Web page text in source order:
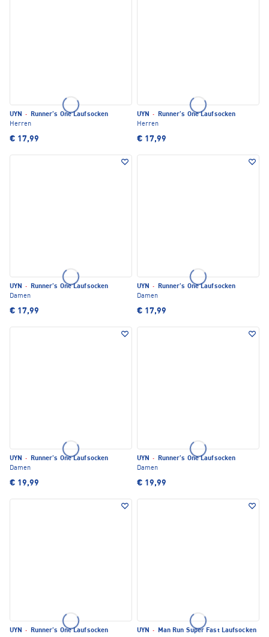
UYN ·
Runner's One Laufsocken
Herren
€ 17,99
UYN ·
Runner's One Laufsocken
Herren
€ 17,99
UYN ·
Runner's One Laufsocken
Damen
€ 17,99
UYN ·
Runner's One Laufsocken
Damen
€ 17,99
UYN ·
Runner's One Laufsocken
Damen
€ 19,99
UYN ·
Runner's One Laufsocken
Damen
€ 19,99
UYN · Runner's One Laufsocken UYN · Man Run Super Fast Laufsocken